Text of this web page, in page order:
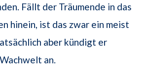
Fällt der Träumende in das
hinein, ist das zwar ein meist
aber kündigt er
an.